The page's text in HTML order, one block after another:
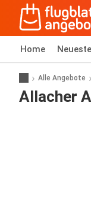
Home
Alle Angebote
Allacher